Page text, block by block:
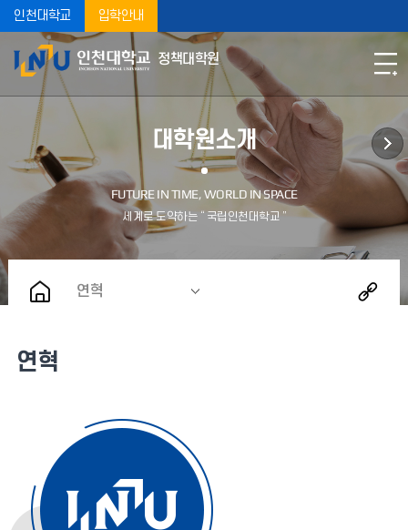
인천대학교 입학안내
정책대학원
대학원소개
연혁
연혁